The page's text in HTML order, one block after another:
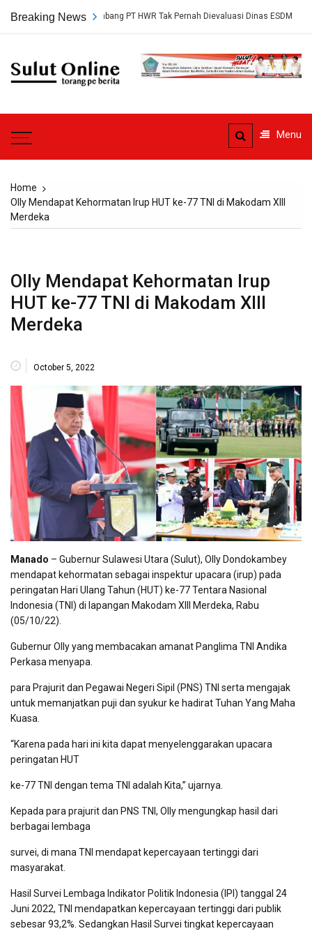
Breaking News
Tambang PT HWR Tak Pernah Dievaluasi Dinas ESDM
Sulut
Menu
Home
Olly Mendapat Kehormatan Irup HUT ke-77 TNI di Makodam XIII
Merdeka
Olly Mendapat Kehormatan Irup
HUT ke-77 TNI di Makodam XIII
Merdeka
October 5, 2022
Manado – Gubernur Sulawesi Utara (Sulut), Olly Dondokambey
mendapat kehormatan sebagai inspektur upacara (irup) pada
peringatan Hari Ulang Tahun (HUT) ke-77 Tentara Nasional
Indonesia (TNI) di lapangan Makodam XIII Merdeka, Rabu
(05/10/22).
Gubernur Olly yang membacakan amanat Panglima TNI Andika
Perkasa menyapa.
para Prajurit dan Pegawai Negeri Sipil (PNS) TNI serta mengajak
untuk memanjatkan puji dan syukur ke hadirat Tuhan Yang Maha
Kuasa.
“Karena pada hari ini kita dapat menyelenggarakan upacara
peringatan HUT
ke-77 TNI dengan tema TNI adalah Kita,” ujarnya.
Kepada para prajurit dan PNS TNI, Olly mengungkap hasil dari
berbagai lembaga
survei, di mana TNI mendapat kepercayaan tertinggi dari
masyarakat.
Hasil Survei Lembaga Indikator Politik Indonesia (IPI) tanggal 24
Juni 2022, TNI mendapatkan kepercayaan tertinggi dari publik
sebesar 93,2%. Sedangkan Hasil Survei tingkat kepercayaan